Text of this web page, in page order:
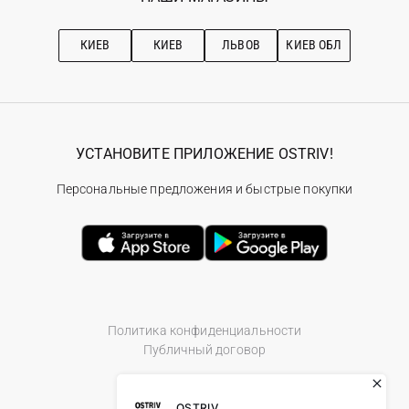
Рекомендации по уходу
КИЕВ КИЕВ ЛЬВОВ КИЕВ ОБЛ
Политика конфиденциальности
Публичный договор
УСТАНОВИТЕ ПРИЛОЖЕНИЕ OSTRIV!
Персональные предложения и быстрые покупки